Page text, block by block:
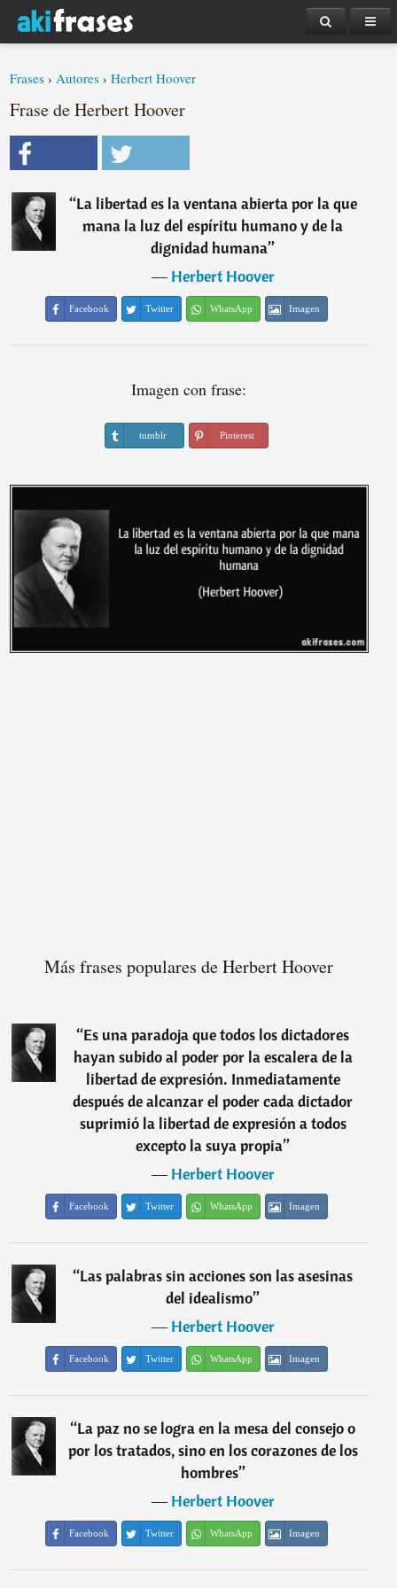
Frases ›Autores ›Herbert Hoover
Frase de Herbert Hoover
“La libertad es la ventana abierta por la que
mana la luz del espíritu humano y de la
dignidad humana”
―Herbert Hoover
Facebook Twitter WhatsApp Imagen
Imagen con frase:
tumblr Pinterest
Más frases populares de Herbert Hoover
“Es una paradoja que todos los dictadores
hayan subido al poder por la escalera de la
libertad de expresión. Inmediatamente
después de alcanzar el poder cada dictador
suprimió la libertad de expresión a todos
excepto la suya propia”
―Herbert Hoover
Facebook Twitter WhatsApp Imagen
“Las palabras sin acciones son las asesinas
del idealismo”
―Herbert Hoover
Facebook Twitter WhatsApp Imagen
“La paz no se logra en la mesa del consejo o
por los tratados, sino en los corazones de los
hombres”
―Herbert Hoover
Facebook Twitter WhatsApp Imagen